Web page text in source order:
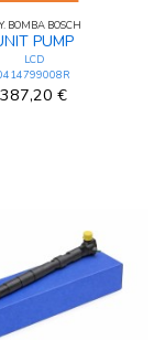
BOMBA BOSCH
PUMP
LCD
387,20 €